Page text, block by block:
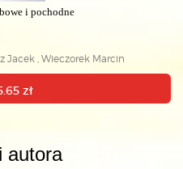
i pochodne
Jacek , Wieczorek Marcin
zł
autora